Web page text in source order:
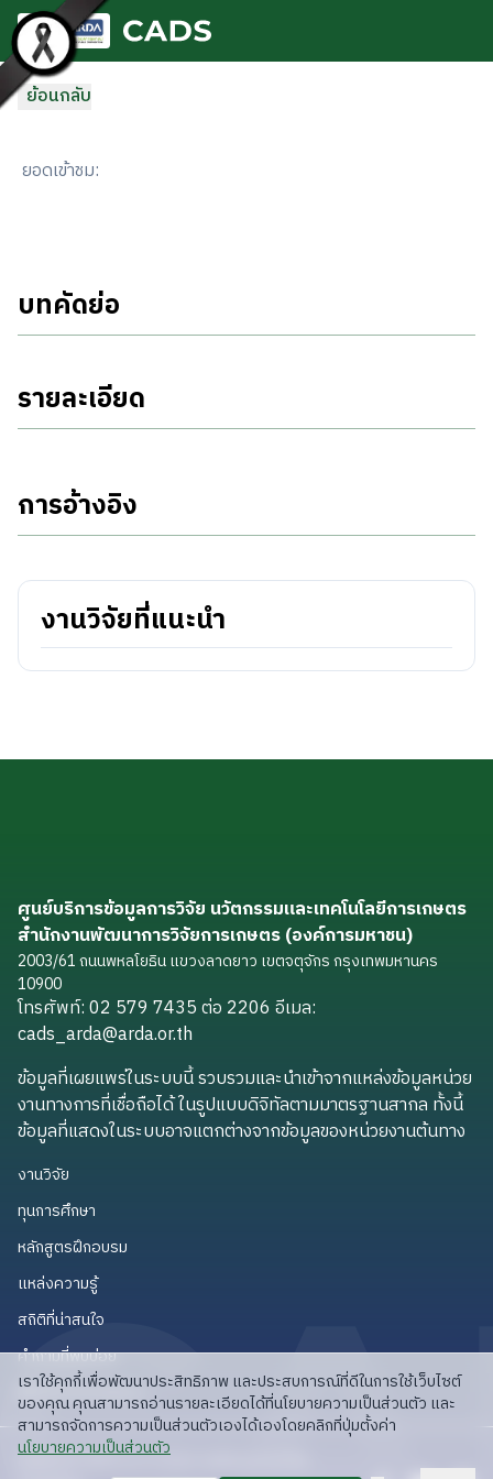
ข้ามไปยังเนื้อหาหลัก
ย้อนกลับ
ยอดเข้าชม:
บทคัดย่อ
รายละเอียด
การอ้างอิง
งานวิจัยที่แนะนำ
ศูนย์บริการข้อมูลการวิจัย นวัตกรรมและเทคโนโลยีการเกษตร
สำนักงานพัฒนาการวิจัยการเกษตร (องค์การมหาชน)
2003/61 ถนนพหลโยธิน แขวงลาดยาว เขตจตุจักร กรุงเทพมหานคร
10900
โทรศัพท์: 02 579 7435 ต่อ 2206 อีเมล:
cads_arda@arda.or.th
ข้อมูลที่เผยแพร่ในระบบนี้ รวบรวมและนำเข้าจากแหล่งข้อมูลหน่วย
งานทางการที่เชื่อถือได้ ในรูปแบบดิจิทัลตามมาตรฐานสากล ทั้งนี้
ข้อมูลที่แสดงในระบบอาจแตกต่างจากข้อมูลของหน่วยงานต้นทาง
งานวิจัย
ทุนการศึกษา
หลักสูตรฝึกอบรม
แหล่งความรู้แหล่งความรู้
สถิติที่น่าสนใจ
คำถามที่พบบ่อยคำถามที่พบบ่อย
API สำหรับนักพัฒนาAPI สำหรับนักพัฒนา
ลิขสิทธิ์ © 2025 สวก: สำนักงานพัฒนาการวิจัย
เราใช้คุกกี้เพื่อพัฒนาประสิทธิภาพ และประสบการณ์ที่ดีในการใช้เว็บไซต์
ของคุณ คุณสามารถอ่านรายละเอียดได้ที่นโยบายความเป็นส่วนตัว และ
สามารถจัดการความเป็นส่วนตัวเองได้เองโดยคลิกที่ปุ่มตั้งค่า
read privacy policy
นโยบายความเป็นส่วนตัว